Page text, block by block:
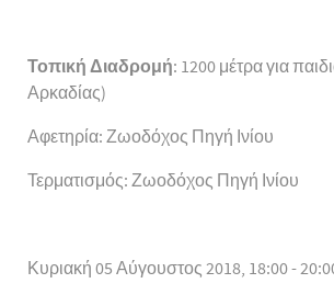
Τοπική Διαδρομή: 1200 μέτρα για
Αρκαδίας)
Αφετηρία: Ζωοδόχος Πηγή Ινίου
Τερματισμός: Ζωοδόχος Πηγή Ινίου
Κυριακή 05 Αύγουστος 2018, 18:00 -